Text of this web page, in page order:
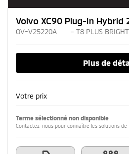
Volvo XC90 Plug-In Hybrid
OV-V25220A – T8 PLUS BRIGHT
Plus de
Votre prix
Terme sélectionné non disponible
Contactez-nous pour connaître les solutions de